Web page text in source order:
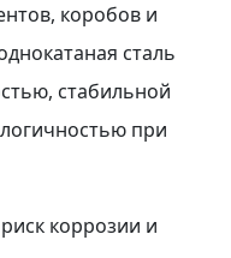
коробов и
сталь
стабильной
при
коррозии и